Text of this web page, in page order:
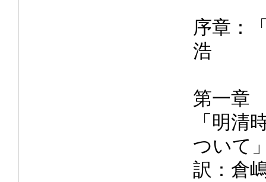
序章：
浩
第一章
「明清
ついて
訳：倉